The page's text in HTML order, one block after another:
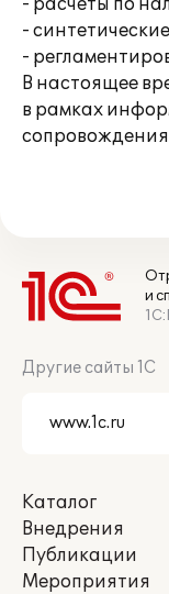
- расчеты по
-
-
В настоящее
в рамках
и
Другие сайты 1С
Каталог
Внедрения
Публикации
Мероприятия